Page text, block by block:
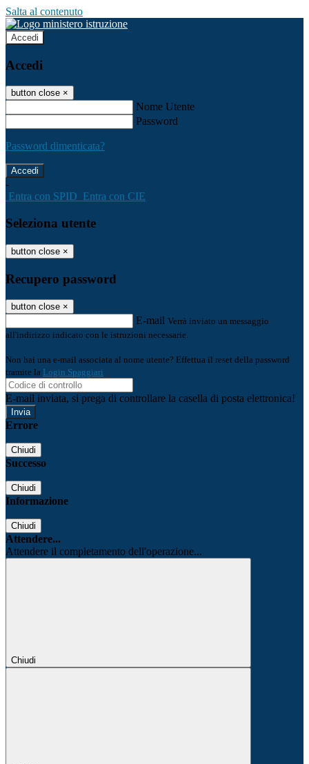
Salta al contenuto
Accedi
Accedi
button close ×
Nome Utente
Password
Password dimenticata?
-
Entra con SPID Entra con CIE
Seleziona utente
button close ×
Recupero password
button close ×
E-mail Verrà inviato un messaggio
all'indirizzo indicato con le istruzioni necessarie.
Non hai una e-mail associata al nome utente? Effettua il reset della password
tramite la Login Spaggiari
E-mail inviata, si prega di controllare la casella di posta elettronica!
Errore
Chiudi
Successo
Chiudi
Informazione
Chiudi
Attendere...
Attendere il completamento dell'operazione...
Chiudi